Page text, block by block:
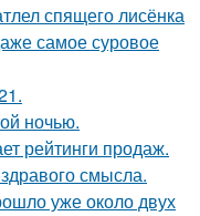
спящего лисёнка
самое суровое
ночью.
рейтинги продаж.
смысла.
уже около двух